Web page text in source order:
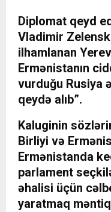
Diplomat qeyd
Vladimir
ilhamlanan
Ermənistanın
vurduğu Rusiya
qeydə alıb”.
Kaluginin
Birliyi və
Ermənistanda
parlament
əhalisi üçün
yaratmaq